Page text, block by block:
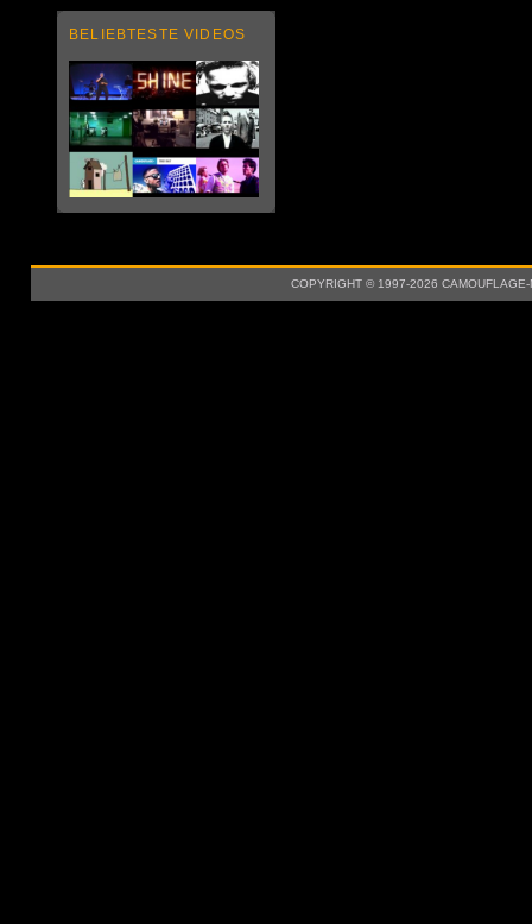
BELIEBTESTE VIDEOS
COPYRIGHT © 1997-2026 CAMOUFLAGE-